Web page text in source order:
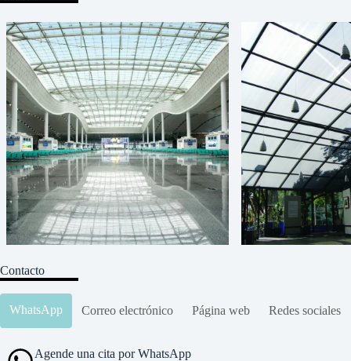
Contacto
WhatsApp Correo electrónico Página web Redes sociales
Agende una cita por WhatsApp